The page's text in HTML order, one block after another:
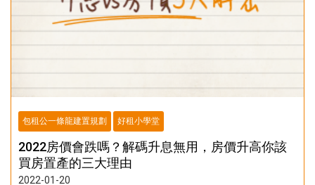
包租公一條龍建置規劃 好租小學堂
2022房價會跌嗎？解碼升息無用，房價升高你該
買房置產的三大理由
2022-01-20